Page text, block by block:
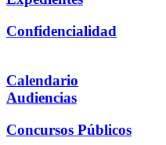
Confidencialidad
Calendario
Audiencias
Concursos Públicos